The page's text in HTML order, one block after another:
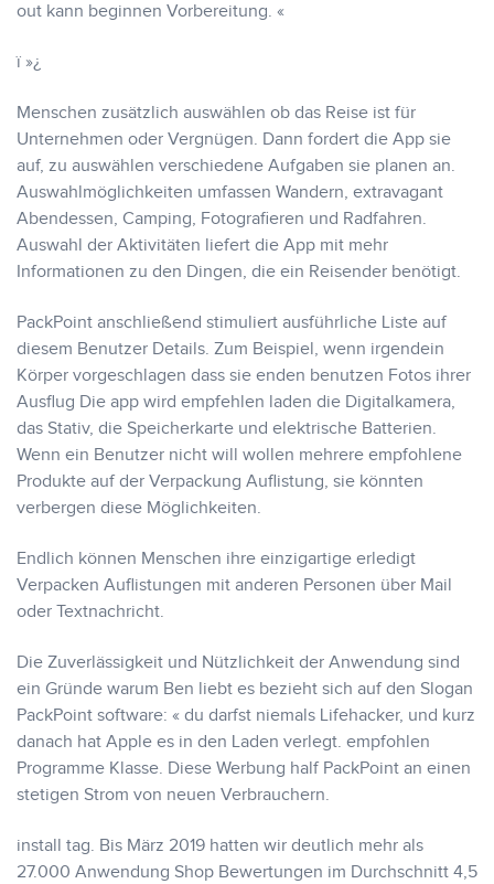
out kann beginnen Vorbereitung. «
ï »¿
Menschen zusätzlich auswählen ob das Reise ist für
Unternehmen oder Vergnügen. Dann fordert die App sie
auf, zu auswählen verschiedene Aufgaben sie planen an.
Auswahlmöglichkeiten umfassen Wandern, extravagant
Abendessen, Camping, Fotografieren und Radfahren.
Auswahl der Aktivitäten liefert die App mit mehr
Informationen zu den Dingen, die ein Reisender benötigt.
PackPoint anschließend stimuliert ausführliche Liste auf
diesem Benutzer Details. Zum Beispiel, wenn irgendein
Körper vorgeschlagen dass sie enden benutzen Fotos ihrer
Ausflug Die app wird empfehlen laden die Digitalkamera,
das Stativ, die Speicherkarte und elektrische Batterien.
Wenn ein Benutzer nicht will wollen mehrere empfohlene
Produkte auf der Verpackung Auflistung, sie könnten
verbergen diese Möglichkeiten.
Endlich können Menschen ihre einzigartige erledigt
Verpacken Auflistungen mit anderen Personen über Mail
oder Textnachricht.
Die Zuverlässigkeit und Nützlichkeit der Anwendung sind
ein Gründe warum Ben liebt es bezieht sich auf den Slogan
PackPoint software: « du darfst niemals Lifehacker, und kurz
danach hat Apple es in den Laden verlegt. empfohlen
Programme Klasse. Diese Werbung half PackPoint an einen
stetigen Strom von neuen Verbrauchern.
install tag. Bis März 2019 hatten wir deutlich mehr als
27.000 Anwendung Shop Bewertungen im Durchschnitt 4,5